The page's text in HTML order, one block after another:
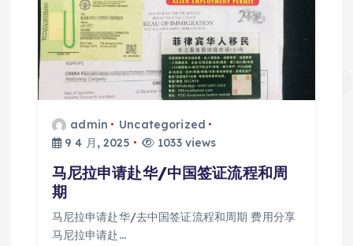
admin
Uncategorized
9 4 月, 2025
1033 views
马尼拉申请赴华/中国签证流程和周
期
马尼拉申请赴华/去中国签证流程和周期 费用分享
马尼拉申请赴…